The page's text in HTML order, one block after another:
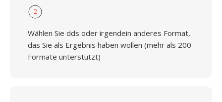
2
Wählen Sie dds oder irgendein anderes Format,
das Sie als Ergebnis haben wollen (mehr als 200
Formate unterstützt)